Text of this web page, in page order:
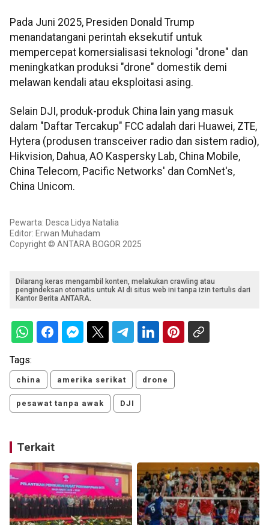
Pada Juni 2025, Presiden Donald Trump
menandatangani perintah eksekutif untuk
mempercepat komersialisasi teknologi "drone" dan
meningkatkan produksi "drone" domestik demi
melawan kendali atau eksploitasi asing.
Selain DJI, produk-produk China lain yang masuk
dalam "Daftar Tercakup" FCC adalah dari Huawei, ZTE,
Hytera (produsen transceiver radio dan sistem radio),
Hikvision, Dahua, AO Kaspersky Lab, China Mobile,
China Telecom, Pacific Networks' dan ComNet's,
China Unicom.
Pewarta: Desca Lidya Natalia
Editor: Erwan Muhadam
Copyright © ANTARA BOGOR 2025
Dilarang keras mengambil konten, melakukan crawling atau
pengindeksan otomatis untuk AI di situs web ini tanpa izin tertulis dari
Kantor Berita ANTARA.
Tags:
china amerika serikat drone
pesawat tanpa awak DJI
Terkait